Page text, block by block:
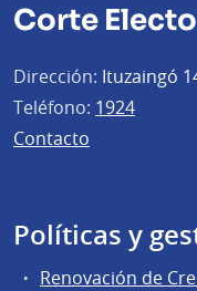
Corte
Dirección: Ituzaingó
Teléfono: 1924
Contacto
Políticas y
Renovación de